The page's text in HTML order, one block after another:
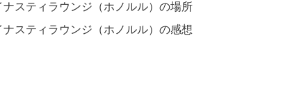
ナスティラウンジ（ホノルル）の場所
ナスティラウンジ（ホノルル）の感想